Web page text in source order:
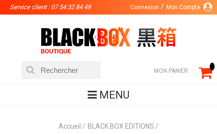
Service client : 07 54 32 84 49 Connexion Mon Compte
MON PANIER
MENU
Accueil
BLACK BOX EDITIONS